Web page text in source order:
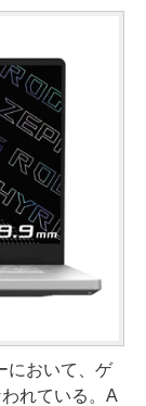
において、ゲ
れている。A